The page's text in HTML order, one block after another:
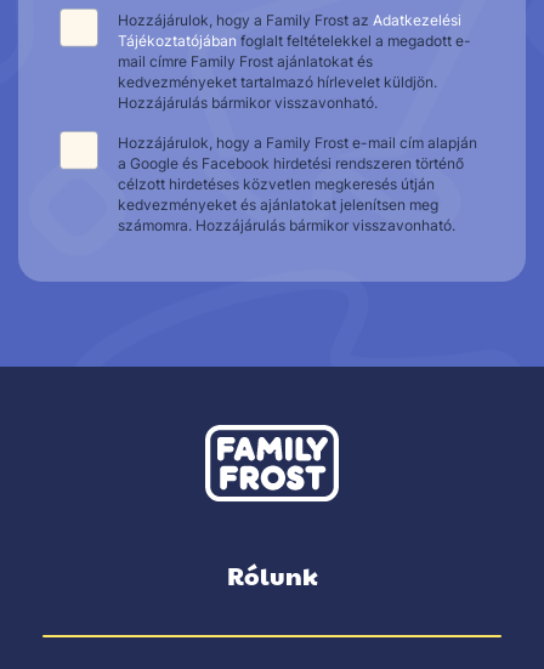
Hozzájárulok, hogy a Family Frost az Adatkezelési
Tájékoztatójában foglalt feltételekkel a megadott e-
mail címre Family Frost ajánlatokat és
kedvezményeket tartalmazó hírlevelet küldjön.
Hozzájárulás bármikor visszavonható.
Hozzájárulok, hogy a Family Frost e-mail cím alapján
a Google és Facebook hirdetési rendszeren történő
célzott hirdetéses közvetlen megkeresés útján
kedvezményeket és ajánlatokat jelenítsen meg
számomra. Hozzájárulás bármikor visszavonható.
Rólunk